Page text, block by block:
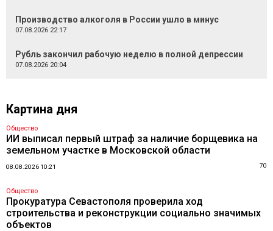
Производство алкоголя в России ушло в минус
07.08.2026 22:17
Рубль закончил рабочую неделю в полной депрессии
07.08.2026 20:04
Картина дня
Общество
ИИ выписал первый штраф за наличие борщевика на
земельном участке в Московской области
08.08.2026 10:21 70
Общество
Прокуратура Севастополя проверила ход
строительства и реконструкции социально значимых
объектов